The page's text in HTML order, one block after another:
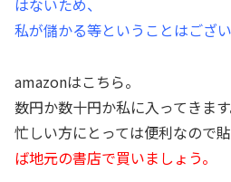
はないため、
私が儲かる等ということはござい
amazonはこちら。
数円か数十円か私に入ってきます
忙しい方にとっては便利なので
ば地元の書店で買いましょう。